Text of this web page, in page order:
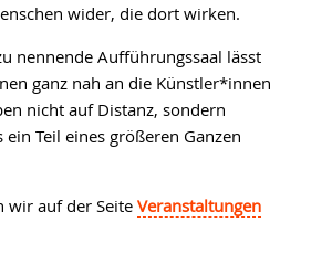
wider, die dort wirken.
nennende Aufführungssaal lässt
ganz nah an die Künstler*innen
nicht auf Distanz, sondern
ein Teil eines größeren Ganzen
wir auf der Seite Veranstaltungen